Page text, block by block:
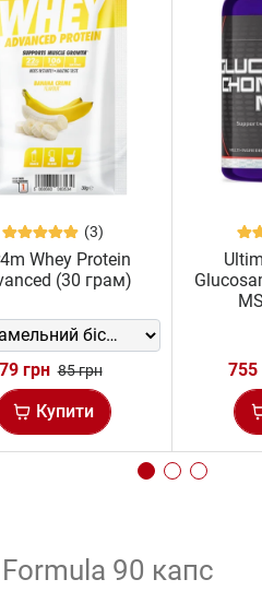
(3)
Whey Protein
(30 грам)
79 грн 85 грн
Купити
755
90 капс